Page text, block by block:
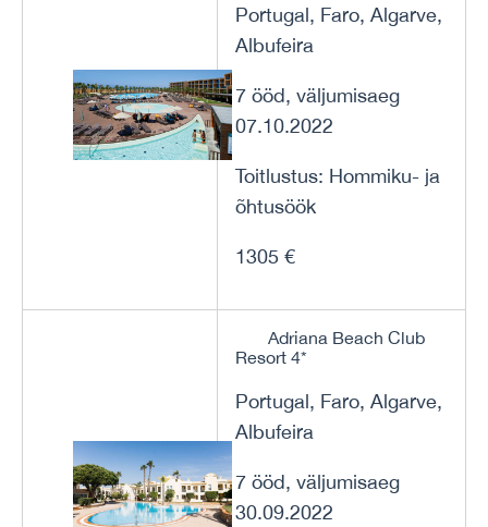
Portugal, Faro, Algarve,
Albufeira
7 ööd, väljumisaeg
07.10.2022
Toitlustus: Hommiku- ja
õhtusöök
1305 €
Adriana Beach Club
Resort 4*
Portugal, Faro, Algarve,
Albufeira
7 ööd, väljumisaeg
30.09.2022